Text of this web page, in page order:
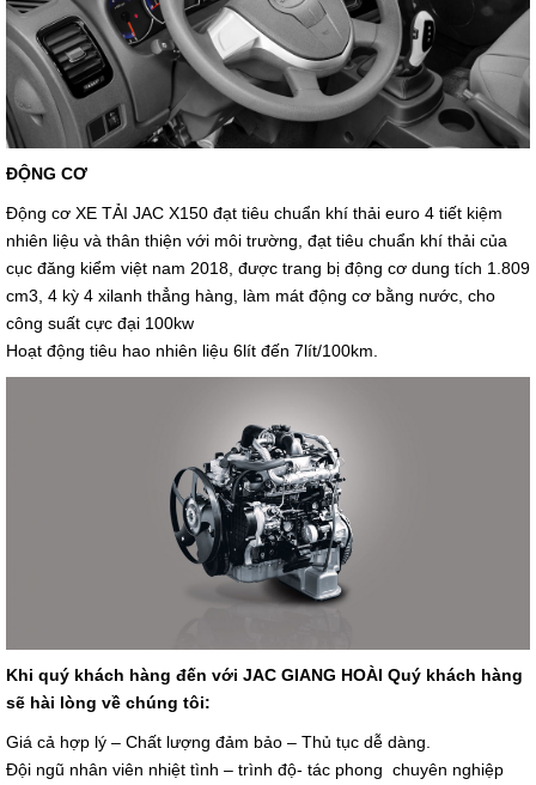
ĐỘNG CƠ
Động cơ XE TẢI JAC X150 đạt tiêu chuẩn khí thải euro 4 tiết kiệm
nhiên liệu và thân thiện với môi trường, đạt tiêu chuẩn khí thải của
cục đăng kiểm việt nam 2018, được trang bị động cơ dung tích 1.809
cm3, 4 kỳ 4 xilanh thẳng hàng, làm mát động cơ bằng nước, cho
công suất cực đại 100kw
Hoạt động tiêu hao nhiên liệu 6lít đến 7lít/100km.
Khi quý khách hàng đến với JAC GIANG HOÀI Quý khách hàng
sẽ hài lòng về chúng tôi:
Giá cả hợp lý – Chất lượng đảm bảo – Thủ tục dễ dàng.
Đội ngũ nhân viên nhiệt tình – trình độ- tác phong chuyên nghiệp